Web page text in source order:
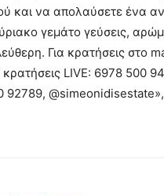
και να απολαύσετε ένα
γεμάτο γεύσεις,
Για κρατήσεις στο
κρατήσεις LIVE: 6978 500
92789, @simeonidisestate»,